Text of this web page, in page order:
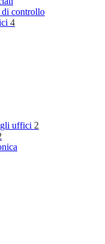
controllo
4
uffici 2